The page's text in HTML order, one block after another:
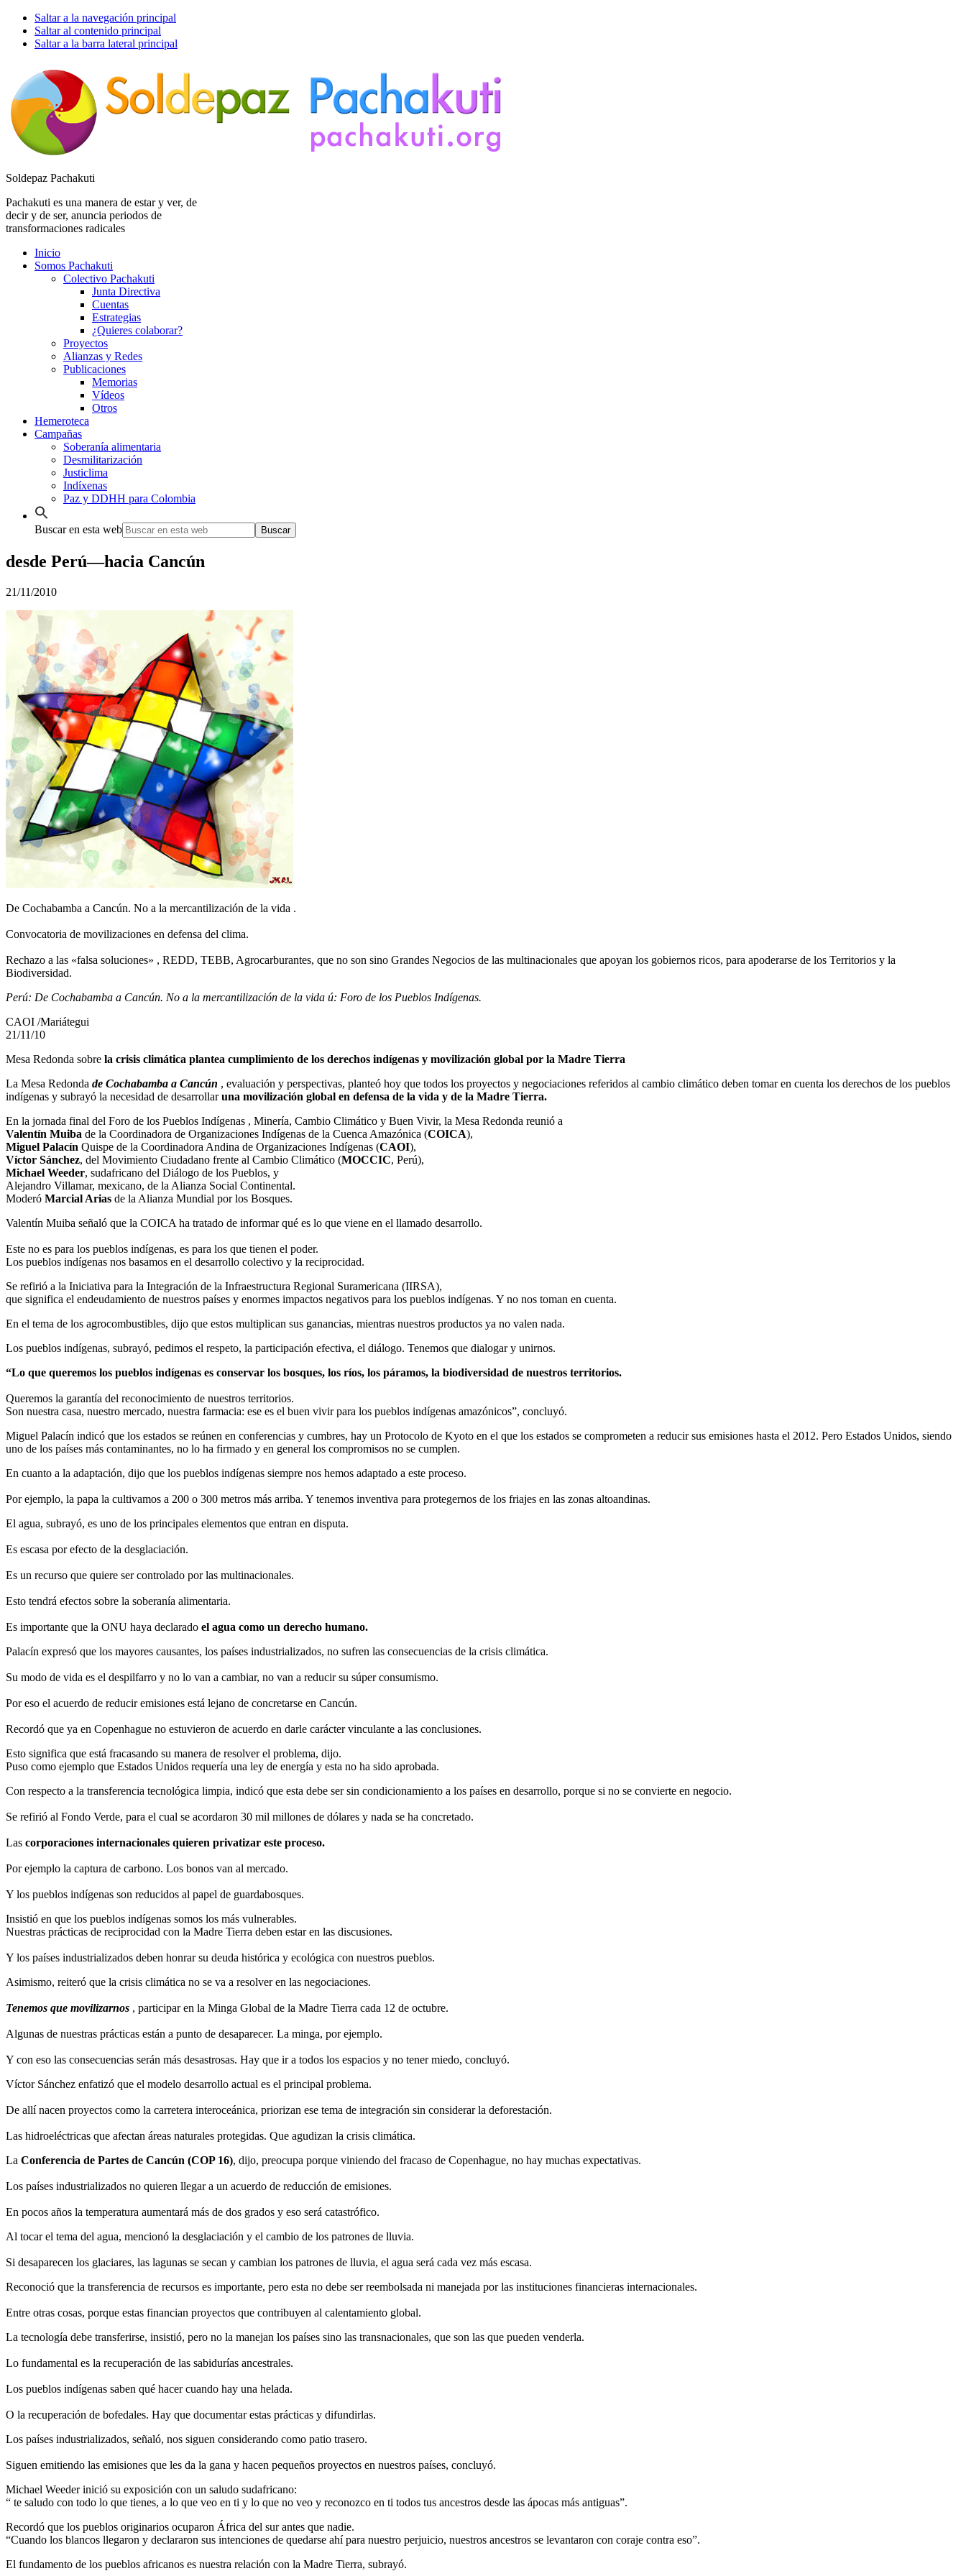
Saltar a la navegación principal
Saltar al contenido principal
Saltar a la barra lateral principal
Soldepaz Pachakuti
Pachakuti es una manera de estar y ver, de
decir y de ser, anuncia periodos de
transformaciones radicales
Inicio
Somos Pachakuti
Colectivo Pachakuti
Junta Directiva
Cuentas
Estrategias
¿Quieres colaborar?
Proyectos
Alianzas y Redes
Publicaciones
Memorias
Vídeos
Otros
Hemeroteca
Campañas
Soberanía alimentaria
Desmilitarización
Justiclima
Indíxenas
Paz y DDHH para Colombia
Buscar en esta web
desde Perú—hacia Cancún
21/11/2010
De Cochabamba a Cancún. No a la mercantilización de la vida .
Convocatoria de movilizaciones en defensa del clima.
Rechazo a las «falsa soluciones» , REDD, TEBB, Agrocarburantes, que no son sino Grandes Negocios de las multinacionales que apoyan los gobiernos ricos, para apoderarse de los Territorios y la
Biodiversidad.
Perú: De Cochabamba a Cancún. No a la mercantilización de la vida ú: Foro de los Pueblos Indígenas.
CAOI /Mariátegui
21/11/10
Mesa Redonda sobre la crisis climática plantea cumplimiento de los derechos indígenas y movilización global por la Madre Tierra
La Mesa Redonda de Cochabamba a Cancún , evaluación y perspectivas, planteó hoy que todos los proyectos y negociaciones referidos al cambio climático deben tomar en cuenta los derechos de los pueblos
indígenas y subrayó la necesidad de desarrollaruna movilización global en defensa de la vida y de la Madre Tierra.
En la jornada final del Foro de los Pueblos Indígenas , Minería, Cambio Climático y Buen Vivir, la Mesa Redonda reunió a
Valentín Muiba de la Coordinadora de Organizaciones Indígenas de la Cuenca Amazónica (COICA),
Miguel Palacín Quispe de la Coordinadora Andina de Organizaciones Indígenas (CAOI),
Víctor Sánchez, del Movimiento Ciudadano frente al Cambio Climático (MOCCIC, Perú),
Michael Weeder, sudafricano del Diálogo de los Pueblos, y
Alejandro Villamar, mexicano, de la Alianza Social Continental.
Moderó Marcial Arias de la Alianza Mundial por los Bosques.
Valentín Muiba señaló que la COICA ha tratado de informar qué es lo que viene en el llamado desarrollo.
Este no es para los pueblos indígenas, es para los que tienen el poder.
Los pueblos indígenas nos basamos en el desarrollo colectivo y la reciprocidad.
Se refirió a la Iniciativa para la Integración de la Infraestructura Regional Suramericana (IIRSA),
que significa el endeudamiento de nuestros países y enormes impactos negativos para los pueblos indígenas. Y no nos toman en cuenta.
En el tema de los agrocombustibles, dijo que estos multiplican sus ganancias, mientras nuestros productos ya no valen nada.
Los pueblos indígenas, subrayó, pedimos el respeto, la participación efectiva, el diálogo. Tenemos que dialogar y unirnos.
“Lo que queremos los pueblos indígenas es conservar los bosques, los ríos, los páramos, la biodiversidad de nuestros territorios.
Queremos la garantía del reconocimiento de nuestros territorios.
Son nuestra casa, nuestro mercado, nuestra farmacia: ese es el buen vivir para los pueblos indígenas amazónicos”, concluyó.
Miguel Palacín indicó que los estados se reúnen en conferencias y cumbres, hay un Protocolo de Kyoto en el que los estados se comprometen a reducir sus emisiones hasta el 2012. Pero Estados Unidos, siendo
uno de los países más contaminantes, no lo ha firmado y en general los compromisos no se cumplen.
En cuanto a la adaptación, dijo que los pueblos indígenas siempre nos hemos adaptado a este proceso.
Por ejemplo, la papa la cultivamos a 200 o 300 metros más arriba. Y tenemos inventiva para protegernos de los friajes en las zonas altoandinas.
El agua, subrayó, es uno de los principales elementos que entran en disputa.
Es escasa por efecto de la desglaciación.
Es un recurso que quiere ser controlado por las multinacionales.
Esto tendrá efectos sobre la soberanía alimentaria.
Es importante que la ONU haya declarado el agua como un derecho humano.
Palacín expresó que los mayores causantes, los países industrializados, no sufren las consecuencias de la crisis climática.
Su modo de vida es el despilfarro y no lo van a cambiar, no van a reducir su súper consumismo.
Por eso el acuerdo de reducir emisiones está lejano de concretarse en Cancún.
Recordó que ya en Copenhague no estuvieron de acuerdo en darle carácter vinculante a las conclusiones.
Esto significa que está fracasando su manera de resolver el problema, dijo.
Puso como ejemplo que Estados Unidos requería una ley de energía y esta no ha sido aprobada.
Con respecto a la transferencia tecnológica limpia, indicó que esta debe ser sin condicionamiento a los países en desarrollo, porque si no se convierte en negocio.
Se refirió al Fondo Verde, para el cual se acordaron 30 mil millones de dólares y nada se ha concretado.
Las corporaciones internacionales quieren privatizar este proceso.
Por ejemplo la captura de carbono. Los bonos van al mercado.
Y los pueblos indígenas son reducidos al papel de guardabosques.
Insistió en que los pueblos indígenas somos los más vulnerables.
Nuestras prácticas de reciprocidad con la Madre Tierra deben estar en las discusiones.
Y los países industrializados deben honrar su deuda histórica y ecológica con nuestros pueblos.
Asimismo, reiteró que la crisis climática no se va a resolver en las negociaciones.
Tenemos que movilizarnos , participar en la Minga Global de la Madre Tierra cada 12 de octubre.
Algunas de nuestras prácticas están a punto de desaparecer. La minga, por ejemplo.
Y con eso las consecuencias serán más desastrosas. Hay que ir a todos los espacios y no tener miedo, concluyó.
Víctor Sánchez enfatizó que el modelo desarrollo actual es el principal problema.
De allí nacen proyectos como la carretera interoceánica, priorizan ese tema de integración sin considerar la deforestación.
Las hidroeléctricas que afectan áreas naturales protegidas. Que agudizan la crisis climática.
La Conferencia de Partes de Cancún (COP 16), dijo, preocupa porque viniendo del fracaso de Copenhague, no hay muchas expectativas.
Los países industrializados no quieren llegar a un acuerdo de reducción de emisiones.
En pocos años la temperatura aumentará más de dos grados y eso será catastrófico.
Al tocar el tema del agua, mencionó la desglaciación y el cambio de los patrones de lluvia.
Si desaparecen los glaciares, las lagunas se secan y cambian los patrones de lluvia, el agua será cada vez más escasa.
Reconoció que la transferencia de recursos es importante, pero esta no debe ser reembolsada ni manejada por las instituciones financieras internacionales.
Entre otras cosas, porque estas financian proyectos que contribuyen al calentamiento global.
La tecnología debe transferirse, insistió, pero no la manejan los países sino las transnacionales, que son las que pueden venderla.
Lo fundamental es la recuperación de las sabidurías ancestrales.
Los pueblos indígenas saben qué hacer cuando hay una helada.
O la recuperación de bofedales. Hay que documentar estas prácticas y difundirlas.
Los países industrializados, señaló, nos siguen considerando como patio trasero.
Siguen emitiendo las emisiones que les da la gana y hacen pequeños proyectos en nuestros países, concluyó.
Michael Weeder inició su exposición con un saludo sudafricano:
“ te saludo con todo lo que tienes, a lo que veo en ti y lo que no veo y reconozco en ti todos tus ancestros desde las ápocas más antiguas”.
Recordó que los pueblos originarios ocuparon África del sur antes que nadie.
“Cuando los blancos llegaron y declararon sus intenciones de quedarse ahí para nuestro perjuicio, nuestros ancestros se levantaron con coraje contra eso”.
El fundamento de los pueblos africanos es nuestra relación con la Madre Tierra, subrayó.